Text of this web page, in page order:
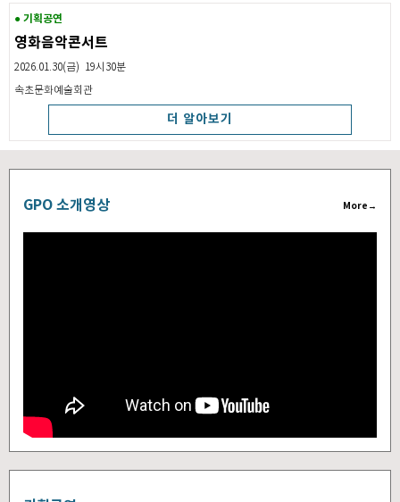
● 기획공연
영화음악콘서트
2026.01.30(금) 19시30분
속초문화예술회관
더 알아보기
GPO 소개영상 More→